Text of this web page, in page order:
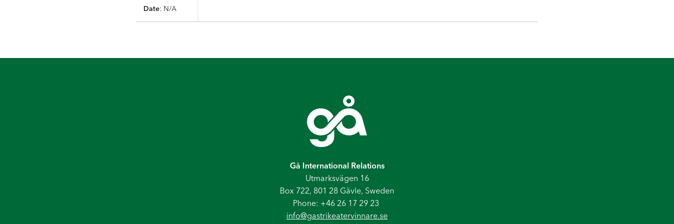
Date: N/A
Gå International Relations
Utmarksvägen 16
Box 722, 801 28 Gävle, Sweden
Phone: +46 26 17 29 23
info@gastrikeatervinnare.se